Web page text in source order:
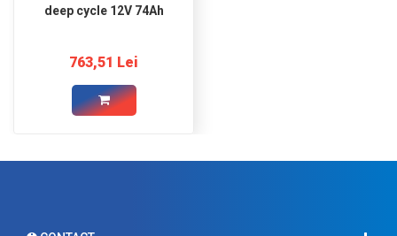
deep cycle 12V 74Ah
763,51 Lei